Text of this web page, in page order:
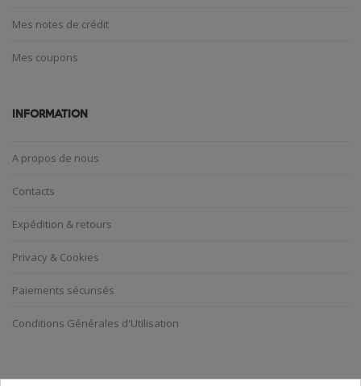
Mes notes de crédit
Mes coupons
INFORMATION
A propos de nous
Contacts
Expédition & retours
Privacy & Cookies
Paiements sécurisés
Conditions Générales d'Utilisation